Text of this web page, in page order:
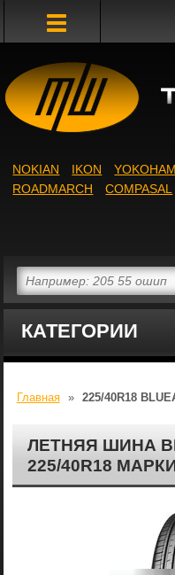
КАТЕГОРИИ
NOKIAN IKON
ROADMARCH
COMPASAL
Главная » 225/40R18
ЛЕТНЯЯ ШИНА
225/40R18